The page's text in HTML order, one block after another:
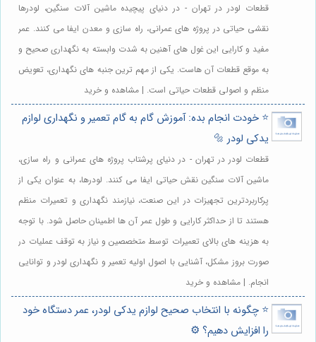
قطعات لودر در تهران - در دنیای پیچیده ماشین آلات سنگین، لودرها
نقشی حیاتی در پروژه های عمرانی، راه سازی و معدن ایفا می کنند. عمر
مفید و کارایی این غول های آهنین به شدت وابسته به نگهداری صحیح و
به موقع قطعات آن هاست. یکی از مهم ترین جنبه های نگهداری، تعویض
منظم و اصولی قطعات حیاتی است. | مشاهده و خرید
⭐️ خودت انجام بده: آموزش گام به گام تعمیر و نگهداری لوازم
یدکی لودر 🔩
قطعات لودر در تهران - در دنیای پرشتاب پروژه های عمرانی و راه سازی،
ماشین آلات سنگین نقش حیاتی ایفا می کنند. لودرها، به عنوان یکی از
پرکاربردترین تجهیزات در این صنعت، نیازمند نگهداری و تعمیرات منظم
هستند تا از حداکثر کارایی و طول عمر آن ها اطمینان حاصل شود. با توجه
به هزینه های بالای تعمیرات توسط متخصصین و نیاز به توقف عملیات در
صورت بروز مشکل، آشنایی با اصول اولیه تعمیر و نگهداری لودر و توانایی
انجام. | مشاهده و خرید
⭐️ چگونه با انتخاب صحیح لوازم یدکی لودر، عمر دستگاه خود
را افزایش دهیم؟ ⚙️